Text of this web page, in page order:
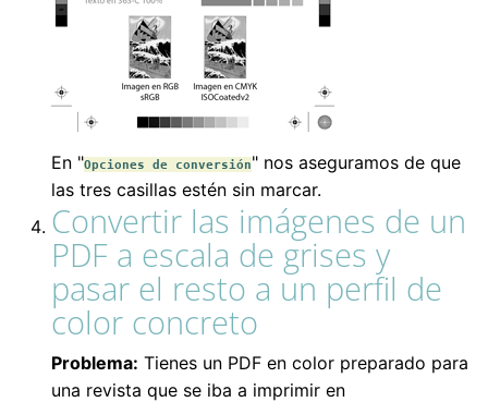
En "Opciones de conversión" nos aseguramos de que
las tres casillas estén sin marcar.
Convertir las imágenes de un
PDF a escala de grises y
pasar el resto a un perfil de
color concreto
Problema: Tienes un PDF en color preparado para
una revista que se iba a imprimir en